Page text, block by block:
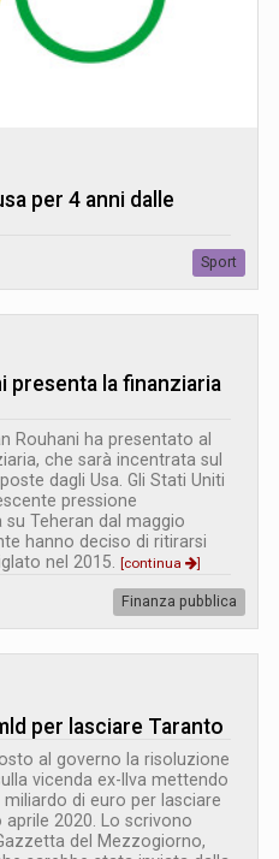
per 4 anni dalle
Sport
presenta la finanziaria
Rouhani ha presentato al
che sarà incentrata sul
dagli Usa. Gli Stati Uniti
pressione
Teheran dal maggio
hanno deciso di ritirarsi
nel 2015. [continua ]
Finanza pubblica
per lasciare Taranto
al governo la risoluzione
vicenda ex-Ilva mettendo
di euro per lasciare
2020. Lo scrivono
del Mezzogiorno,